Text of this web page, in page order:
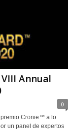
Annual
0
premio Cronie™ a lo
un panel de expertos